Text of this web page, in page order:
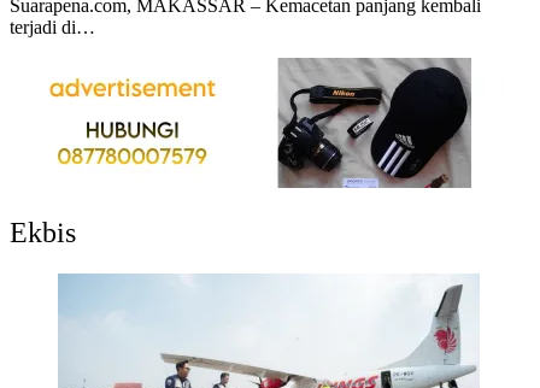
Suarapena.com, MAKASSAR – Kemacetan panjang kembali
terjadi di…
Ekbis